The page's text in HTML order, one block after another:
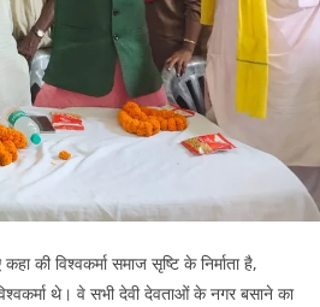
की विश्वकर्मा समाज सृष्टि के निर्माता है,
थे। वे सभी देवी देवताओं के नगर बसाने का